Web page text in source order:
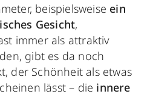
beispielsweise ein
Gesicht,
immer als attraktiv
gibt es da noch
der Schönheit als etwas
lässt – die innere